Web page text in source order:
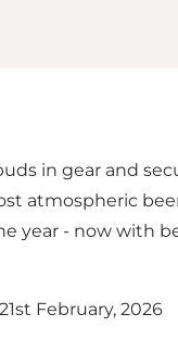
in gear and
atmospheric
year - now with
February, 2026